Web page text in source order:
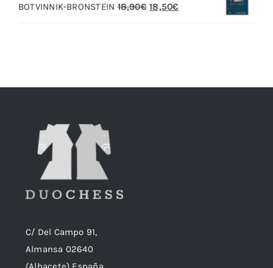
20,00€.
BOTVINNIK-BRONSTEIN 18,90€ El
18,50€
C/ Del Campo 91,
Almansa 02640